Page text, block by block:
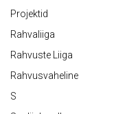
Projektid
Rahvaliiga
Rahvuste Liiga
Rahvusvaheline
S